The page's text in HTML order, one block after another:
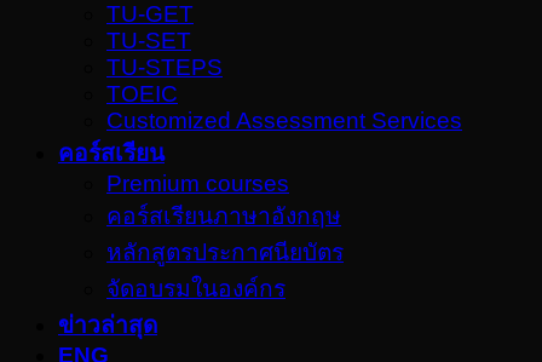
TU-GET
TU-SET
TU-STEPS
TOEIC
Customized Assessment Services
คอร์สเรียน
Premium courses
คอร์สเรียนภาษาอังกฤษ
หลักสูตรประกาศนียบัตร
จัดอบรมในองค์กร
ข่าวล่าสุด
ENG